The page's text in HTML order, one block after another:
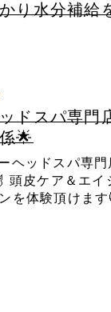
り水分補給
ッドスパ専
🌟
ヘッドスパ専
頭皮ケア＆エイ
を体験頂けま